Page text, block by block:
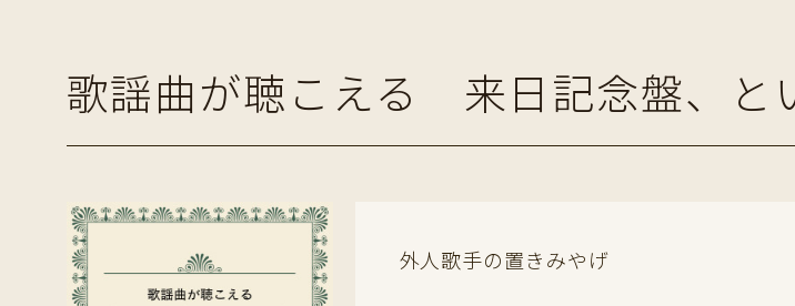
歌謡曲が聴こえる 来日記念盤、と
外人歌手の置きみやげ